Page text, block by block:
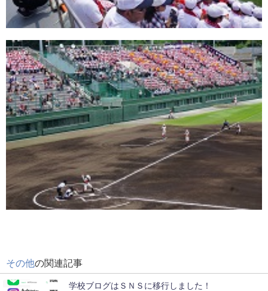
その他の関連記事
学校ブログはＳＮＳに移行しました！